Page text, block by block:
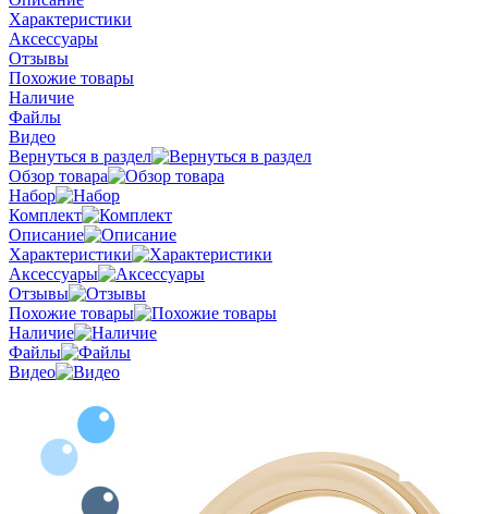
Характеристики
Аксессуары
Отзывы
Похожие товары
Наличие
Файлы
Видео
Вернуться в раздел
Обзор товара
Набор
Комплект
Описание
Характеристики
Аксессуары
Отзывы
Похожие товары
Наличие
Файлы
Видео